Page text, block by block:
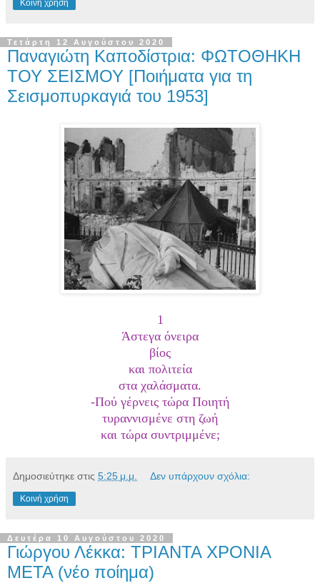
Κοινή χρήση
Τετάρτη 12 Αυγούστου 2020
Παναγιώτη Καποδίστρια: ΦΩΤΟΘΗΚΗ
ΤΟΥ ΣΕΙΣΜΟΥ [Ποιήματα για τη
Σεισμοπυρκαγιά του 1953]
1
Άστεγα όνειρα
βίος
και πολιτεία
στα χαλάσματα.
-Πού γέρνεις τώρα Ποιητή
τυραννισμένε στη ζωή
και τώρα συντριμμένε;
Δημοσιεύτηκε στις 5:25 μ.μ. Δεν υπάρχουν σχόλια:
Κοινή χρήση
Δευτέρα 10 Αυγούστου 2020
Γιώργου Λέκκα: ΤΡΙΑΝΤΑ ΧΡΟΝΙΑ
ΜΕΤΑ (νέο ποίημα)